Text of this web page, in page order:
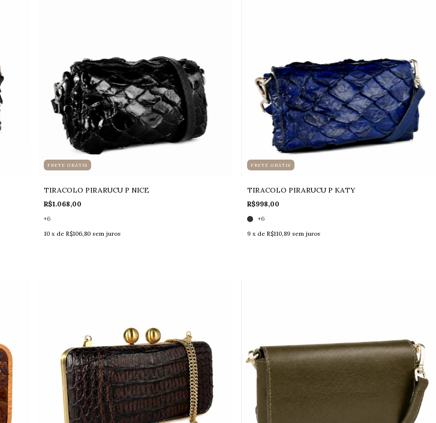
FRETE GRÁTIS
TIRACOLO PIRARUCU P NICE
R$1.068,00
+6
10 x de R$106,80 sem juros
FRETE GRÁTIS
TIRACOLO PIRARUCU P KATY
R$998,00
+6
9 x deR$110,89 sem juros